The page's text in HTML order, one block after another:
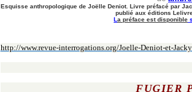
Esquisse anthropologique de Joëlle Deniot. Livre préfacé par
publié aux éditions
La préface est disponible
http://www.revue-interrogations.org/Joelle-Deniot-et-
FUGIER